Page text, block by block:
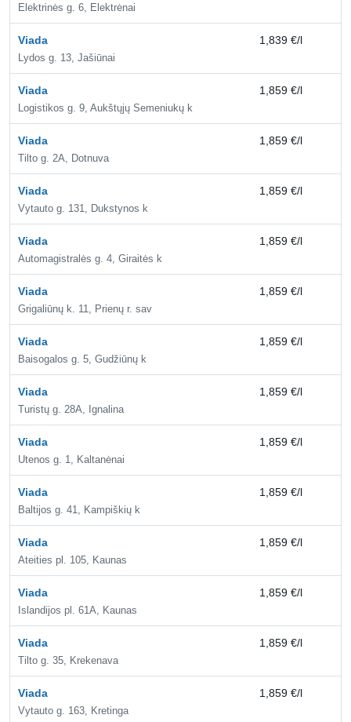
Elektrinės g. 6, Elektrėnai
Viada
Lydos g. 13, Jašiūnai
1,839 €/l
Viada
Logistikos g. 9, Aukštųjų Semeniukų k
1,859 €/l
Viada
Tilto g. 2A, Dotnuva
1,859 €/l
Viada
Vytauto g. 131, Dukstynos k
1,859 €/l
Viada
Automagistralės g. 4, Giraitės k
1,859 €/l
Viada
Grigaliūnų k. 11, Prienų r. sav
1,859 €/l
Viada
Baisogalos g. 5, Gudžiūnų k
1,859 €/l
Viada
Turistų g. 28A, Ignalina
1,859 €/l
Viada
Utenos g. 1, Kaltanėnai
1,859 €/l
Viada
Baltijos g. 41, Kampiškių k
1,859 €/l
Viada
Ateities pl. 105, Kaunas
1,859 €/l
Viada
Islandijos pl. 61A, Kaunas
1,859 €/l
Viada
Tilto g. 35, Krekenava
1,859 €/l
Viada
Vytauto g. 163, Kretinga
1,859 €/l